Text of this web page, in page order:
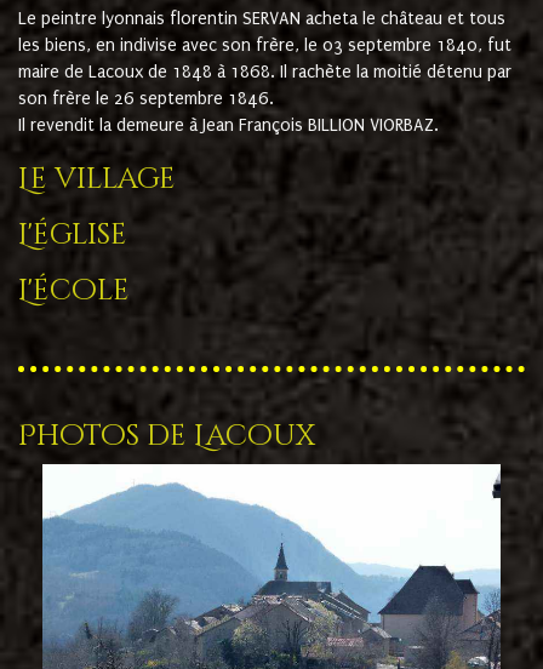
Le peintre lyonnais florentin SERVAN acheta le château et tous
les biens, en indivise avec son frère, le 03 septembre 1840, fut
maire de Lacoux de 1848 à 1868. Il rachète la moitié détenu par
son frère le 26 septembre 1846.
Il revendit la demeure à Jean François BILLION VIORBAZ.
Le village
L'église
L'école
Photos de Lacoux